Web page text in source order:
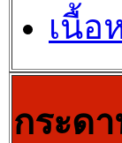
เนื้อ
กระด